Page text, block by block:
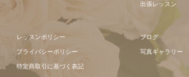
出張レッスン
レッスンポリシー
プライバシーポリシー
特定商取引に基づく表記
ブログ
写真ギャラリー